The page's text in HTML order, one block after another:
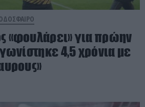
«φουλάρει» για πρώην
4,5 χρόνια με